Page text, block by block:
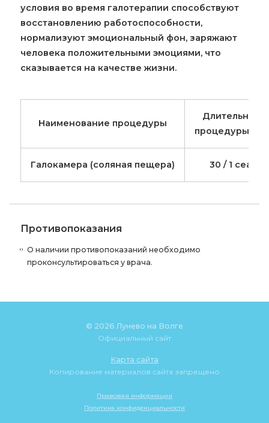
условия во время галотерапии способствуют
восстановлению работоспособности,
нормализуют эмоциональный фон, заряжают
человека положительными эмоциями, что
сказывается на качестве жизни.
Наименование процедуры
процедуры
Галокамера (соляная пещера) 30 / 1 сеанс
Противопоказания
О наличии противопоказаний необходимо
проконсультироваться у врача.
© 2026 Лунево на Волге
Официальный сайт
Карта сайта
Копирование материалов сайта запрещено
Правовая информация
Политика конфиденциальности